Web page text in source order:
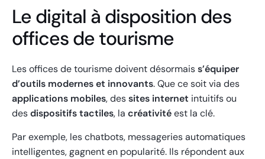
Le digital à disposition des
offices de tourisme
Les offices de tourisme doivent désormaiss’équiper
d’outils modernes et innovants. Que ce soit via des
applications mobiles, dessites internet intuitifs ou
desdispositifs tactiles, la créativitéest la clé.
Par exemple, les chatbots, messageries automatiques
intelligentes, gagnent en popularité. Ils répondent aux